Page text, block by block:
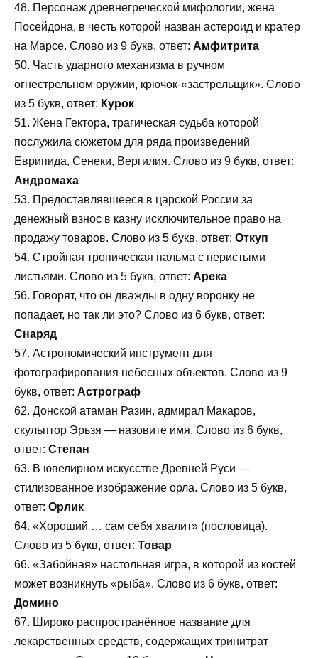
48. Персонаж древнегреческой мифологии, жена
Посейдона, в честь которой назван астероид и кратер
на Марсе. Слово из 9 букв, ответ: Амфитрита
50. Часть ударного механизма в ручном
огнестрельном оружии, крючок-«застрельщик». Слово
из 5 букв, ответ: Курок
51. Жена Гектора, трагическая судьба которой
послужила сюжетом для ряда произведений
Еврипида, Сенеки, Вергилия. Слово из 9 букв, ответ:
Андромаха
53. Предоставлявшееся в царской России за
денежный взнос в казну исключительное право на
продажу товаров. Слово из 5 букв, ответ: Откуп
54. Стройная тропическая пальма с перистыми
листьями. Слово из 5 букв, ответ: Арека
56. Говорят, что он дважды в одну воронку не
попадает, но так ли это? Слово из 6 букв, ответ:
Снаряд
57. Астрономический инструмент для
фотографирования небесных объектов. Слово из 9
букв, ответ: Астрограф
62. Донской атаман Разин, адмирал Макаров,
скульптор Эрьзя — назовите имя. Слово из 6 букв,
ответ: Степан
63. В ювелирном искусстве Древней Руси —
стилизованное изображение орла. Слово из 5 букв,
ответ: Орлик
64. «Хороший … сам себя хвалит» (пословица).
Слово из 5 букв, ответ: Товар
66. «Забойная» настольная игра, в которой из костей
может возникнуть «рыба». Слово из 6 букв, ответ:
Домино
67. Широко распространённое название для
лекарственных средств, содержащих тринитрат